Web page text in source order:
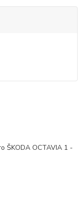
ŠKODA OCTAVIA 1 -